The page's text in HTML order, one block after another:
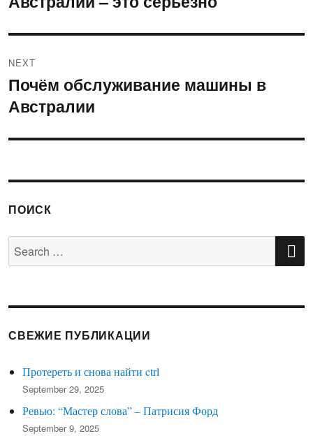
NEXT
Next
post:
Почём обслуживание машины в
Австралии
ПОИСК
Search
for:
СВЕЖИЕ ПУБЛИКАЦИИ
Протереть и снова найти ctrl
September 29, 2025
Ревью: “Мастер слова” – Патрисия Форд
September 9, 2025